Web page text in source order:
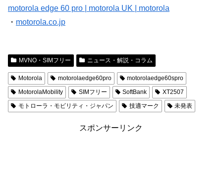
motorola edge 60 pro | motorola UK | motorola
・ motorola.co.jp
MVNO・SIMフリー ニュース・解説・コラム
Motorola motorolaedge60pro
motorolaedge60spro
MotorolaMobility
SIMフリー SoftBank
XT2507
モトローラ・モビリティ・ジャパン
技適マーク 未発表
スポンサーリンク